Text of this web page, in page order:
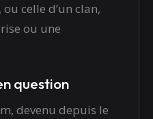
celle d’un clan,
ou une
question
devenu depuis le